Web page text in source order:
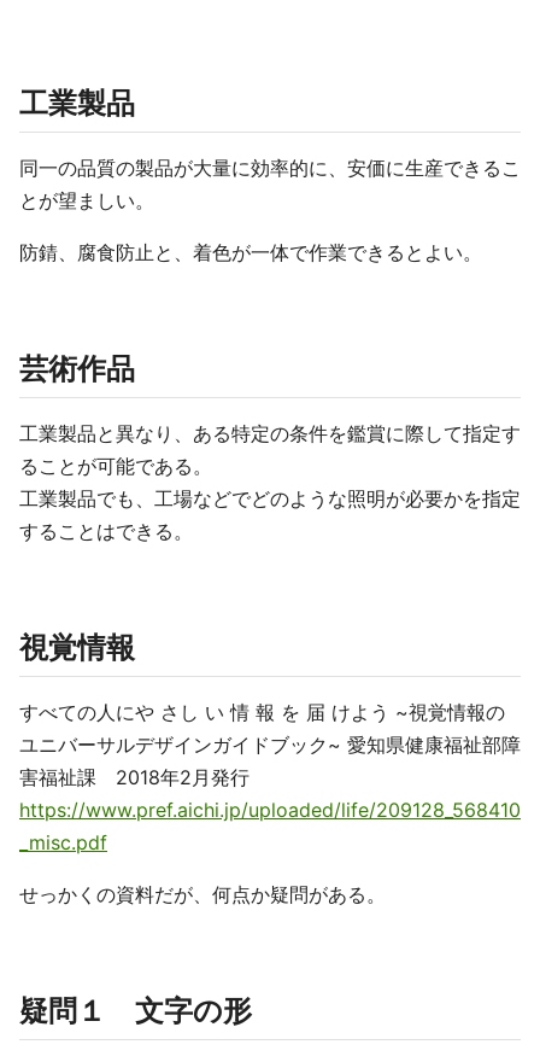
工業製品
同一の品質の製品が大量に効率的に、安価に生産できるこ
とが望ましい。
防錆、腐食防止と、着色が一体で作業できるとよい。
芸術作品
工業製品と異なり、ある特定の条件を鑑賞に際して指定す
ることが可能である。
工業製品でも、工場などでどのような照明が必要かを指定
することはできる。
視覚情報
すべての人にや さし い 情 報 を 届 けよう ~視覚情報の
ユニバーサルデザインガイドブック~ 愛知県健康福祉部障
害福祉課 2018年2月発行
https://www.pref.aichi.jp/uploaded/life/209128_568410
_misc.pdf
せっかくの資料だが、何点か疑問がある。
疑問１ 文字の形